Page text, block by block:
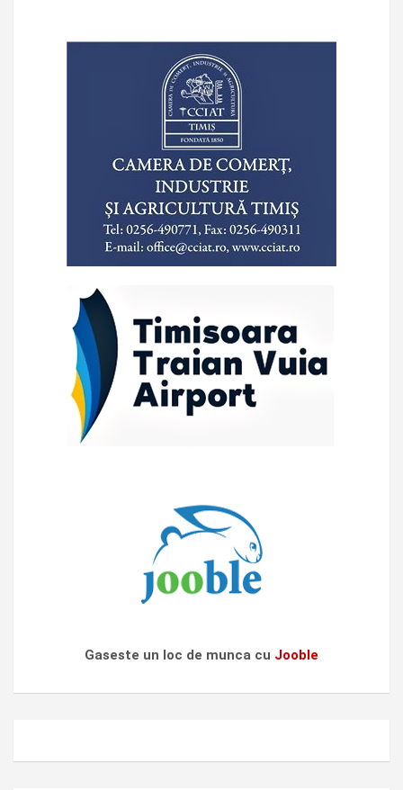
Gaseste un loc de munca cu Jooble